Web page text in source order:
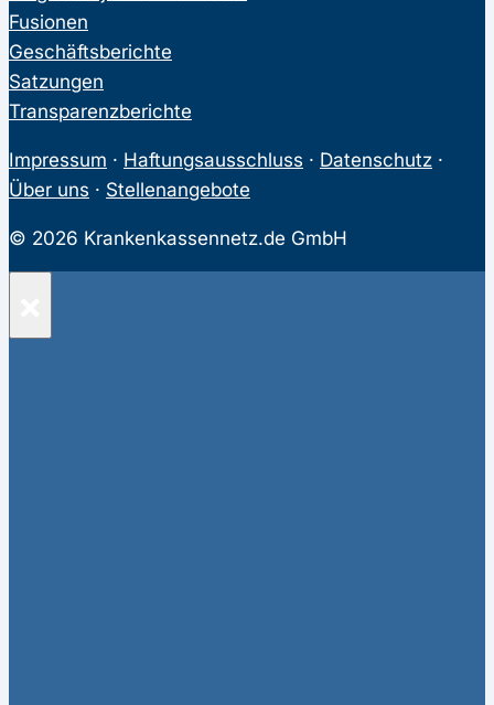
Fusionen
Geschäftsberichte
Satzungen
Transparenzberichte
Impressum · Haftungsausschluss · Datenschutz ·
Über uns · Stellenangebote
© 2026 Krankenkassennetz.de GmbH